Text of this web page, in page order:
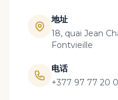
地址
18, quai Jean
Fontvieille
电话
+377 97 77 20